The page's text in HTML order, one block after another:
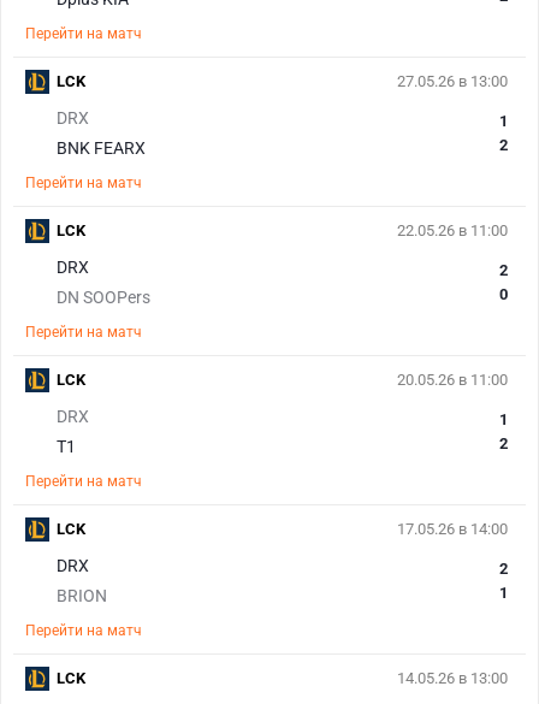
Перейти на матч
27.05.26 в 13:00
DRX
BNK FEARX
1
2
Перейти на матч
LCK
22.05.26 в 11:00
DRX
DN SOOPers
2
0
Перейти на матч
LCK
20.05.26 в 11:00
DRX
T1
1
2
Перейти на матч
LCK
17.05.26 в 14:00
DRX
BRION
2
1
Перейти на матч
LCK
14.05.26 в 13:00
LCK